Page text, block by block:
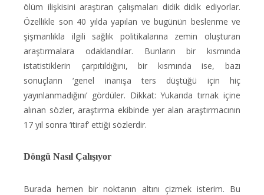
ölüm ilişkisini araştıran çalışmaları didik didik ediyorlar.
Özellikle son 40 yılda yapılan ve bugünün beslenme ve
şişmanlıkla ilgili sağlık politikalarına zemin oluşturan
araştırmalara odaklandılar. Bunların bir kısmında
istatistiklerin çarpıtıldığını, bir kısmında ise, bazı
sonuçların ‘genel inanışa ters düştüğü için hiç
yayınlanmadığını’ gördüler. Dikkat: Yukarıda tırnak içine
alınan sözler, araştırma ekibinde yer alan araştırmacının
17 yıl sonra ‘itiraf’ ettiği sözlerdir.
Döngü Nasıl Çalışıyor
Burada hemen bir noktanın altını çizmek isterim. Bu